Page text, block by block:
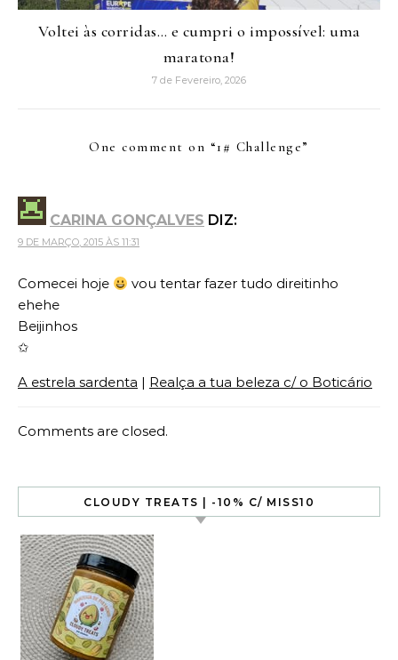
Voltei às corridas… e cumpri o impossível: uma
maratona!
7 de Fevereiro, 2026
One comment on “1# Challenge”
CARINA GONÇALVES DIZ:
9 DE MARÇO, 2015 ÀS 11:31
Comecei hoje
vou tentar fazer tudo direitinho
ehehe
Beijinhos
✩
A estrela sardenta | Realça a tua beleza c/ o Boticário
Comments are closed.
CLOUDY TREATS | -10% C/ MISS10